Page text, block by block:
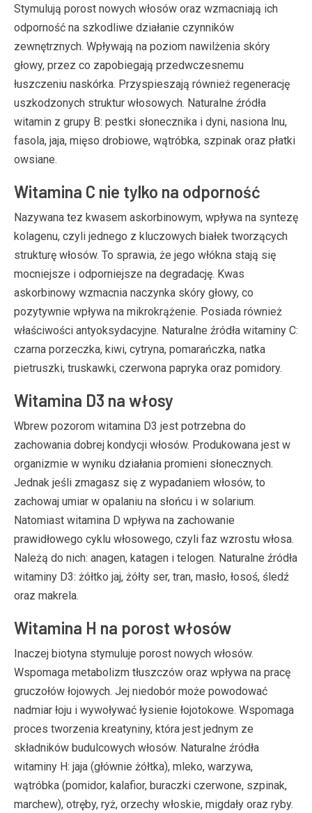
Stymulują porost nowych włosów oraz wzmacniają ich
odporność na szkodliwe działanie czynników
zewnętrznych. Wpływają na poziom nawilżenia skóry
głowy, przez co zapobiegają przedwczesnemu
łuszczeniu naskórka. Przyspieszają również regenerację
uszkodzonych struktur włosowych. Naturalne źródła
witamin z grupy B: pestki słonecznika i dyni, nasiona lnu,
fasola, jaja, mięso drobiowe, wątróbka, szpinak oraz płatki
owsiane.
Witamina C nie tylko na odporność
Nazywana tez kwasem askorbinowym, wpływa na syntezę
kolagenu, czyli jednego z kluczowych białek tworzących
strukturę włosów. To sprawia, że jego włókna stają się
mocniejsze i odporniejsze na degradację. Kwas
askorbinowy wzmacnia naczynka skóry głowy, co
pozytywnie wpływa na mikrokrążenie. Posiada również
właściwości antyoksydacyjne. Naturalne źródła witaminy C:
czarna porzeczka, kiwi, cytryna, pomarańczka, natka
pietruszki, truskawki, czerwona papryka oraz pomidory.
Witamina D3 na włosy
Wbrew pozorom witamina D3 jest potrzebna do
zachowania dobrej kondycji włosów. Produkowana jest w
organizmie w wyniku działania promieni słonecznych.
Jednak jeśli zmagasz się z wypadaniem włosów, to
zachowaj umiar w opalaniu na słońcu i w solarium.
Natomiast witamina D wpływa na zachowanie
prawidłowego cyklu włosowego, czyli faz wzrostu włosa.
Należą do nich: anagen, katagen i telogen. Naturalne źródła
witaminy D3: żółtko jaj, żółty ser, tran, masło, łosoś, śledź
oraz makrela.
Witamina H na porost włosów
Inaczej biotyna stymuluje porost nowych włosów.
Wspomaga metabolizm tłuszczów oraz wpływa na pracę
gruczołów łojowych. Jej niedobór może powodować
nadmiar łoju i wywoływać łysienie łojotokowe. Wspomaga
proces tworzenia kreatyniny, która jest jednym ze
składników budulcowych włosów. Naturalne źródła
witaminy H: jaja (głównie żółtka), mleko, warzywa,
wątróbka (pomidor, kalafior, buraczki czerwone, szpinak,
marchew), otręby, ryż, orzechy włoskie, migdały oraz ryby.